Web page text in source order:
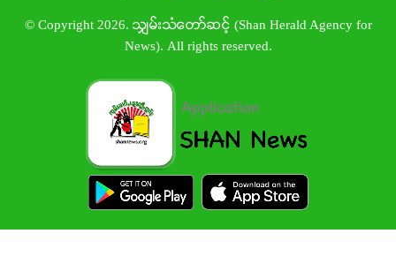
© Copyright 2026. သျှမ်းသံတော်ဆင့် (Shan Herald Agency for
News). All rights reserved.